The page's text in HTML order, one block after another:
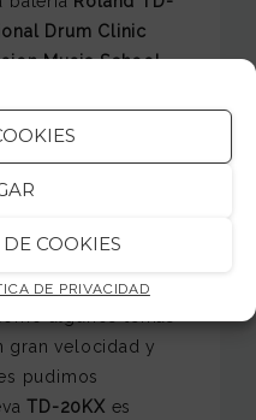
COOKIES
DE PRIVACIDAD
Drum Clinic
Music School.
gran expectación,
a algunos de los
repertorio de su
gran velocidad y
pudimos
TD-20KX es